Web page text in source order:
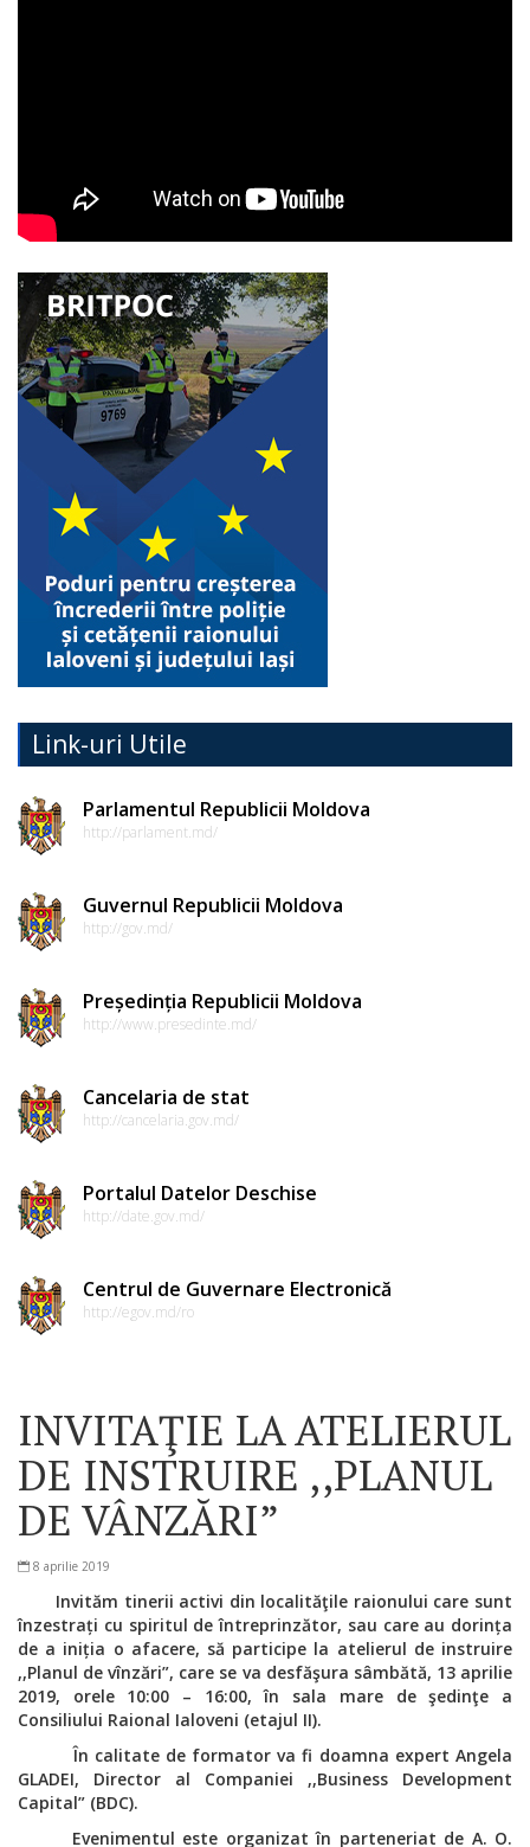
Link-uri Utile
Parlamentul Republicii Moldova
http://parlament.md/
Guvernul Republicii Moldova
http://gov.md/
Președinția Republicii Moldova
http://www.presedinte.md/
Cancelaria de stat
http://cancelaria.gov.md/
Portalul Datelor Deschise
http://date.gov.md/
Centrul de Guvernare Electronică
http://egov.md/ro
INVITAŢIE LA ATELIERUL
DE INSTRUIRE ,,PLANUL
DE VÂNZĂRI”
8 aprilie 2019
Invităm tinerii activi din localităţile raionului care sunt
înzestrați cu spiritul de întreprinzător, sau care au dorința
de a iniția o afacere, să participe la atelierul de instruire
,,Planul de vînzări”, care se va desfăşura sâmbătă, 13 aprilie
2019, orele 10:00 – 16:00, în sala mare de şedinţe a
Consiliului Raional Ialoveni (etajul II).
În calitate de formator va fi doamna expert Angela
GLADEI, Director al Companiei ,,Business Development
Capital” (BDC).
Evenimentul este organizat în parteneriat de A. O.